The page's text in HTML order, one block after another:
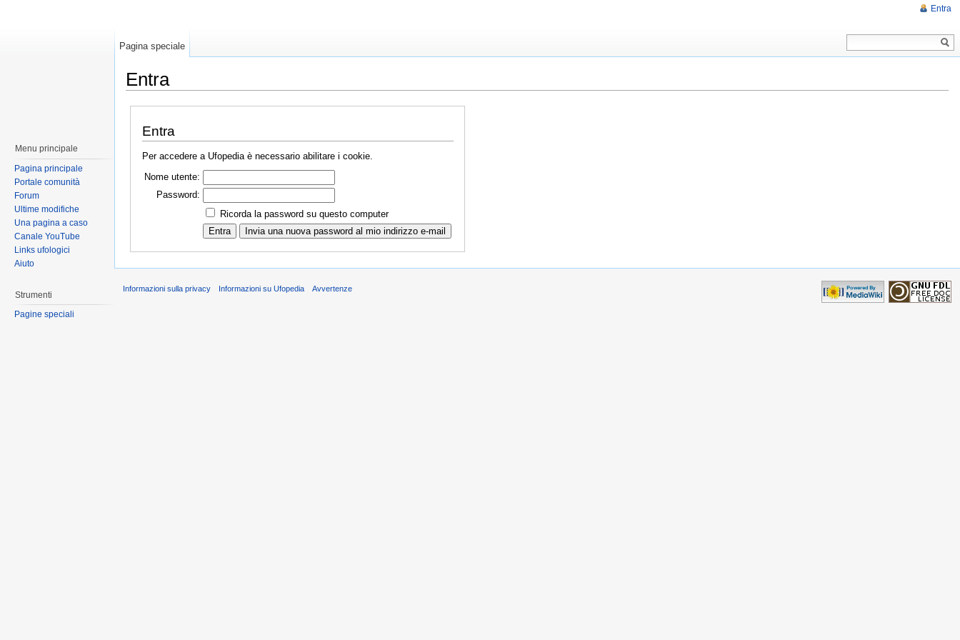
Entra
Entra
Per accedere a Ufopedia è necessario abilitare i cookie.
Nome utente:
Password:
Ricorda la password su questo computer
Entra
Pagina speciale
Menu principale
Pagina principale
Portale comunità
Forum
Ultime modifiche
Una pagina a caso
Canale YouTube
Links ufologici
Aiuto
Strumenti
Pagine speciali
Informazioni sulla privacy Informazioni su Ufopedia Avvertenze